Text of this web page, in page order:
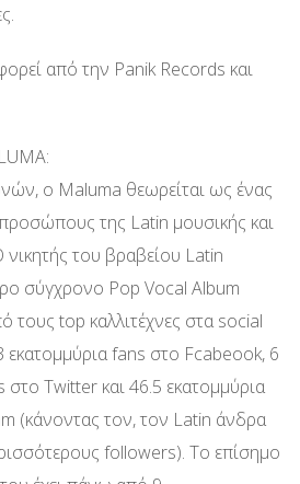
από την Panik Records και
ο Maluma θεωρείται ως ένας
της Latin μουσικής και
του βραβείου Latin
σύγχρονο Pop Vocal Album
τους top καλλιτέχνες στα social
fans στο Fcabeook, 6
Twitter και 46.5 εκατομμύρια
(κάνοντας τον, τον Latin άνδρα
followers). Το επίσημο